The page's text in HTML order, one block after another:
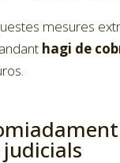
mesures
hagi de